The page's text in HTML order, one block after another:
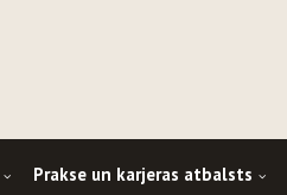
Prakse un karjeras atbalsts